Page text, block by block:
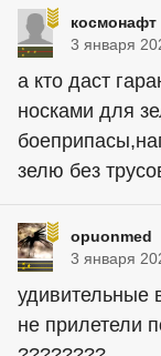
космонафт
3 января
а кто даст
носками для
зелю без
opuonmed
3 января
удивительные
не прилетели